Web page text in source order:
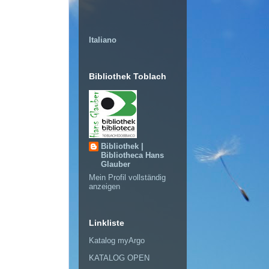
Italiano
Bibliothek Toblach
Bibliothek |
Bibliotheca Hans
Glauber
Mein Profil vollständig
anzeigen
Linkliste
Katalog myArgo
KATALOG OPEN